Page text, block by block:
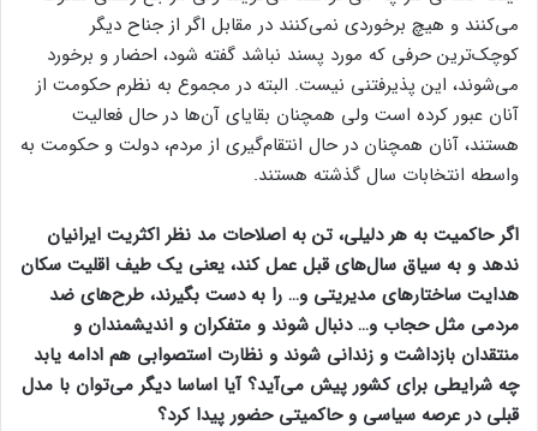
می‌کنند و هیچ برخوردی نمی‌کنند در مقابل اگر از جناح دیگر
کوچک‌ترین حرفی که مورد پسند نباشد گفته شود، احضار و برخورد
می‌شوند، این پذیرفتنی نیست. البته در مجموع به نظرم حکومت از
آنان عبور کرده است ولی همچنان بقایای آن‌ها در حال فعالیت
هستند، آنان همچنان در حال انتقام‌گیری از مردم، دولت و حکومت به
واسطه انتخابات سال گذشته هستند.
اگر حاکمیت به هر دلیلی، تن به اصلاحات مد نظر اکثریت ایرانیان
ندهد و به سیاق سال‌های قبل عمل کند، یعنی یک طیف اقلیت سکان
هدایت ساختارهای مدیریتی و… را به دست بگیرند، طرح‌های ضد
مردمی مثل حجاب و… دنبال شوند و متفکران و اندیشمندان و
منتقدان بازداشت و زندانی شوند و نظارت استصوابی هم ادامه یابد
چه شرایطی برای کشور پیش می‌آید؟ آیا اساسا دیگر می‌توان با مدل
قبلی در عرصه سیاسی و حاکمیتی حضور پیدا کرد؟